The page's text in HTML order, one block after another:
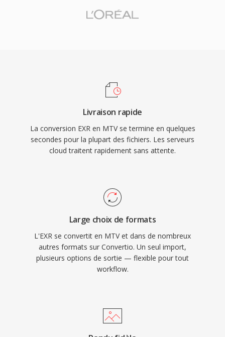
Livraison rapide
La conversion EXR en MTV se termine en quelques
secondes pour la plupart des fichiers. Les serveurs
cloud traitent rapidement sans attente.
Large choix de formats
L'EXR se convertit en MTV et dans de nombreux
autres formats sur Convertio. Un seul import,
plusieurs options de sortie — flexible pour tout
workflow.